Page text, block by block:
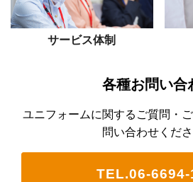
サービス体制
各種お問い合
ユニフォームに関するご質問・
問い合わせくださ
TEL.06-6694-